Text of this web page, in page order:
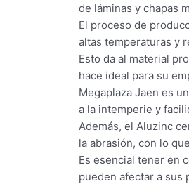
de láminas y chapas
El proceso de
altas temperaturas y
Esto da al material
hace ideal para su
Megaplaza Jaen es
a la intemperie y
Además, el Aluzinc
la abrasión, con lo
Es esencial tener en
pueden afectar a sus